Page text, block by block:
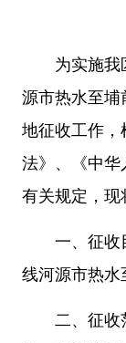
为实施我区
源市热水至埔
地征收工作，
法》 、
《中
有关规定，现
一、征收目
线河源市热水
二、征收范